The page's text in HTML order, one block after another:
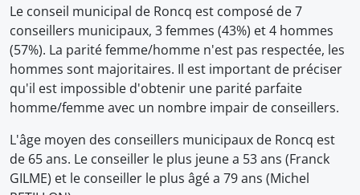
Le conseil municipal de Roncq est composé de 7
conseillers municipaux, 3 femmes (43%) et 4 hommes
(57%). La parité femme/homme n'est pas respectée, les
hommes sont majoritaires. Il est important de préciser
qu'il est impossible d'obtenir une parité parfaite
homme/femme avec un nombre impair de conseillers.
L'âge moyen des conseillers municipaux de Roncq est
de 65 ans. Le conseiller le plus jeune a 53 ans (Franck
GILME) et le conseiller le plus âgé a 79 ans (Michel